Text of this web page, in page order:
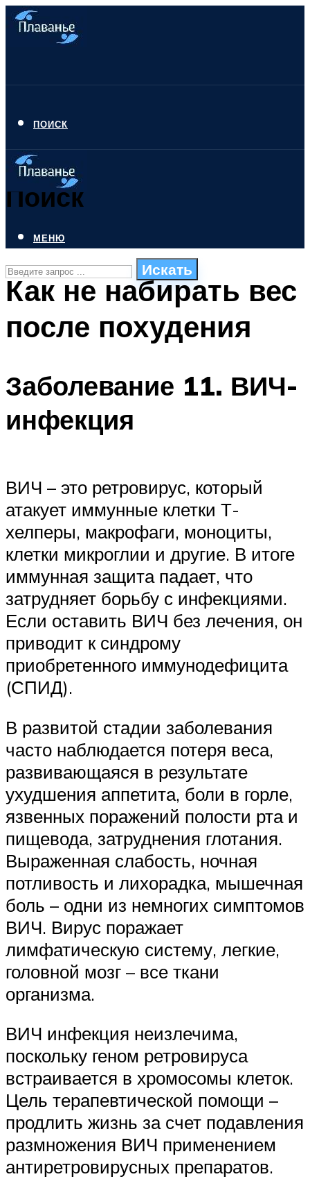
ПОИСК
Поиск
Искать
ПЛАВАНЬЕ ДЛЯ ДЕТЕЙ
ОЧИСТКА БАССЕЙНОВ
МЕНЮ
МЕНЮ
Как не набирать вес
после похудения
Заболевание 11. ВИЧ-
инфекция
ВИЧ – это ретровирус, который
атакует иммунные клетки Т-
хелперы, макрофаги, моноциты,
клетки микроглии и другие. В итоге
иммунная защита падает, что
затрудняет борьбу с инфекциями.
Если оставить ВИЧ без лечения, он
приводит к синдрому
приобретенного иммунодефицита
(СПИД).
В развитой стадии заболевания
часто наблюдается потеря веса,
развивающаяся в результате
ухудшения аппетита, боли в горле,
язвенных поражений полости рта и
пищевода, затруднения глотания.
Выраженная слабость, ночная
потливость и лихорадка, мышечная
боль – одни из немногих симптомов
ВИЧ. Вирус поражает
лимфатическую систему, легкие,
головной мозг – все ткани
организма.
ВИЧ инфекция неизлечима,
поскольку геном ретровируса
встраивается в хромосомы клеток.
Цель терапевтической помощи –
продлить жизнь за счет подавления
размножения ВИЧ применением
антиретровирусных препаратов.